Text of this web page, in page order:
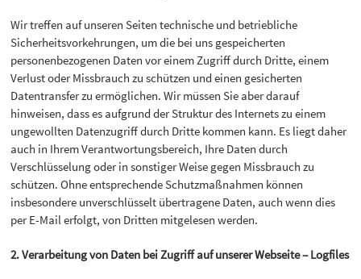
Wir treffen auf unseren Seiten technische und betriebliche
Sicherheitsvorkehrungen, um die bei uns gespeicherten
personenbezogenen Daten vor einem Zugriff durch Dritte, einem
Verlust oder Missbrauch zu schützen und einen gesicherten
Datentransfer zu ermöglichen. Wir müssen Sie aber darauf
hinweisen, dass es aufgrund der Struktur des Internets zu einem
ungewollten Datenzugriff durch Dritte kommen kann. Es liegt daher
auch in Ihrem Verantwortungsbereich, Ihre Daten durch
Verschlüsselung oder in sonstiger Weise gegen Missbrauch zu
schützen. Ohne entsprechende Schutzmaßnahmen können
insbesondere unverschlüsselt übertragene Daten, auch wenn dies
per E-Mail erfolgt, von Dritten mitgelesen werden.
2. Verarbeitung von Daten bei Zugriff auf unserer Webseite – Logfiles